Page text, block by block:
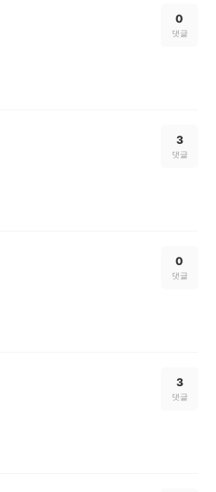
0
댓글
3
댓글
0
댓글
3
댓글